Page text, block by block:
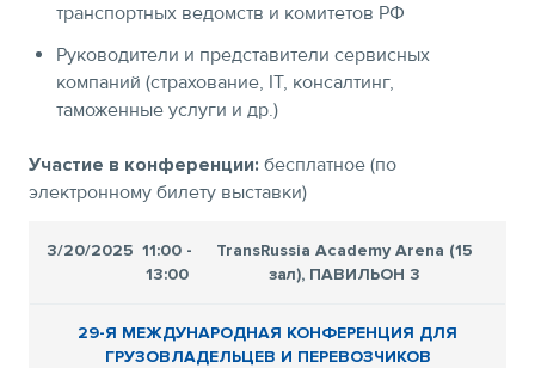
транспортных ведомств и комитетов РФ
Руководители и представители сервисных
компаний (страхование, IT, консалтинг,
таможенные услуги и др.)
Участие в конференции: бесплатное (по
электронному билету выставки)
3/20/2025 11:00 -
13:00
TransRussia Academy Arena (15
зал), ПАВИЛЬОН 3
29-Я МЕЖДУНАРОДНАЯ КОНФЕРЕНЦИЯ ДЛЯ
ГРУЗОВЛАДЕЛЬЦЕВ И ПЕРЕВОЗЧИКОВ